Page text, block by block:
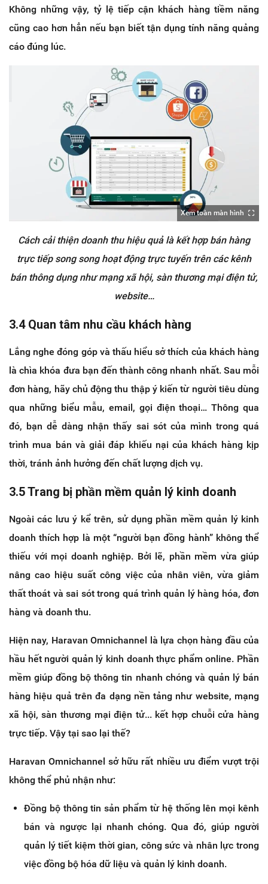
Không những vậy, tỷ lệ tiếp cận khách hàng tiềm năng
cũng cao hơn hẳn nếu bạn biết tận dụng tính năng quảng
cáo đúng lúc.
Xem toàn màn hình
Cách cải thiện doanh thu hiệu quả là kết hợp bán hàng
trực tiếp song song hoạt động trực tuyến trên các kênh
bán thông dụng như mạng xã hội, sàn thương mại điện tử,
website…
3.4 Quan tâm nhu cầu khách hàng
Lắng nghe đóng góp và thấu hiểu sở thích của khách hàng
là chìa khóa đưa bạn đến thành công nhanh nhất. Sau mỗi
đơn hàng, hãy chủ động thu thập ý kiến từ người tiêu dùng
qua những biểu mẫu, email, gọi điện thoại… Thông qua
đó, bạn dễ dàng nhận thấy sai sót của mình trong quá
trình mua bán và giải đáp khiếu nại của khách hàng kịp
thời, tránh ảnh hưởng đến chất lượng dịch vụ.
3.5 Trang bị phần mềm quản lý kinh doanh
Ngoài các lưu ý kể trên, sử dụng phần mềm quản lý kinh
doanh thích hợp là một “người bạn đồng hành” không thể
thiếu với mọi doanh nghiệp. Bởi lẽ, phần mềm vừa giúp
nâng cao hiệu suất công việc của nhân viên, vừa giảm
thất thoát và sai sót trong quá trình quản lý hàng hóa, đơn
hàng và doanh thu.
Hiện nay, Haravan Omnichannel là lựa chọn hàng đầu của
hầu hết người quản lý kinh doanh thực phẩm online. Phần
mềm giúp đồng bộ thông tin nhanh chóng và quản lý bán
hàng hiệu quả trên đa dạng nền tảng như website, mạng
xã hội, sàn thương mại điện tử... kết hợp chuỗi cửa hàng
trực tiếp. Vậy tại sao lại thế?
Haravan Omnichannel sở hữu rất nhiều ưu điểm vượt trội
không thể phủ nhận như:
Đồng bộ thông tin sản phẩm từ hệ thống lên mọi kênh
bán và ngược lại nhanh chóng. Qua đó, giúp người
quản lý tiết kiệm thời gian, công sức và nhân lực trong
việc đồng bộ hóa dữ liệu và quản lý kinh doanh.